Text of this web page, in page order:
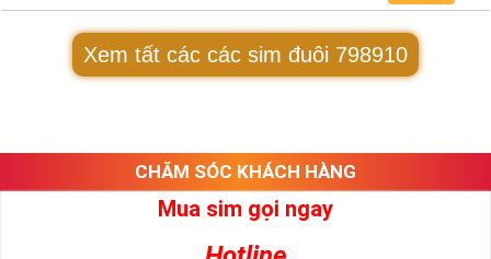
Xem tất các các sim đuôi 798910
CHĂM SÓC KHÁCH HÀNG
Mua sim gọi ngay